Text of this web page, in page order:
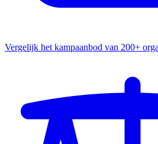
Vergelijk het kampaanbod van 200+